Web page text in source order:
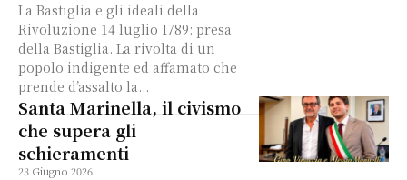
La Bastiglia e gli ideali della
Rivoluzione 14 luglio 1789: presa
della Bastiglia. La rivolta di un
popolo indigente ed affamato che
prende d’assalto la...
Santa Marinella, il civismo
che supera gli
schieramenti
23 Giugno 2026